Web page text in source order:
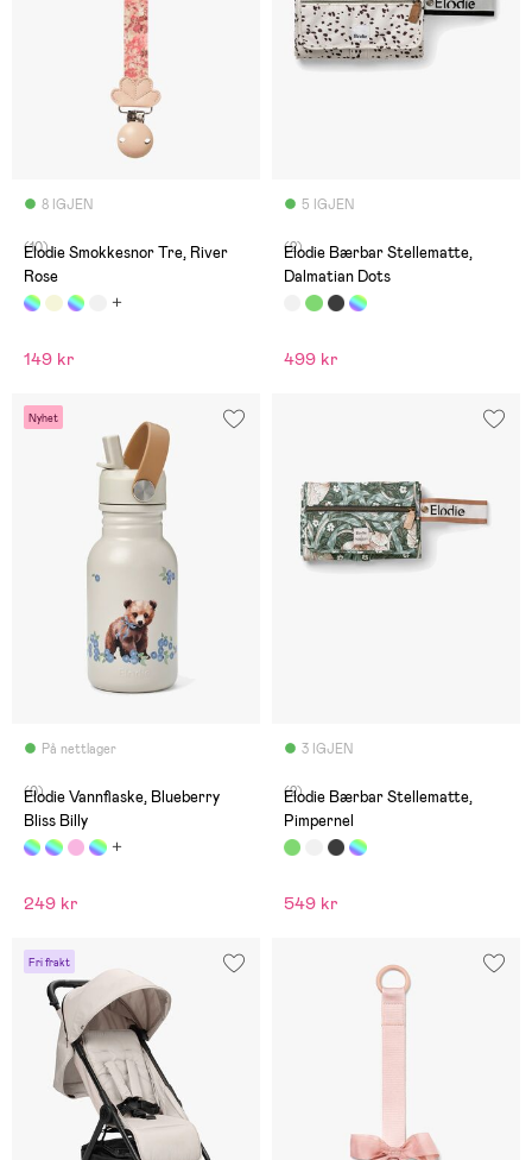
8 IGJEN
(10)
Elodie Smokkesnor Tre, River
Rose
149 kr
5 IGJEN
(2)
Elodie Bærbar Stellematte,
Dalmatian Dots
499 kr
Nyhet
På nettlager
(0)
Elodie Vannflaske, Blueberry
Bliss Billy
249 kr
3 IGJEN
(2)
Elodie Bærbar Stellematte,
Pimpernel
549 kr
Fri frakt